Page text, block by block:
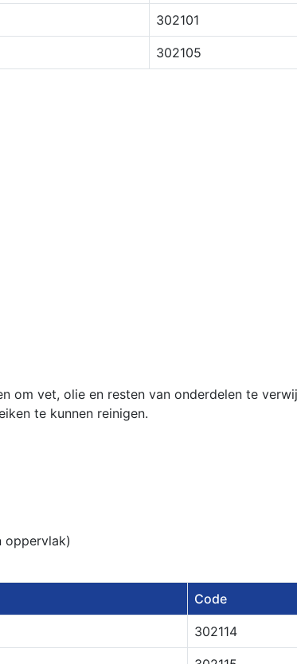
302101
302105
om vet, olie en resten van onderdelen te
te kunnen reinigen.
oppervlak)
Code
302114